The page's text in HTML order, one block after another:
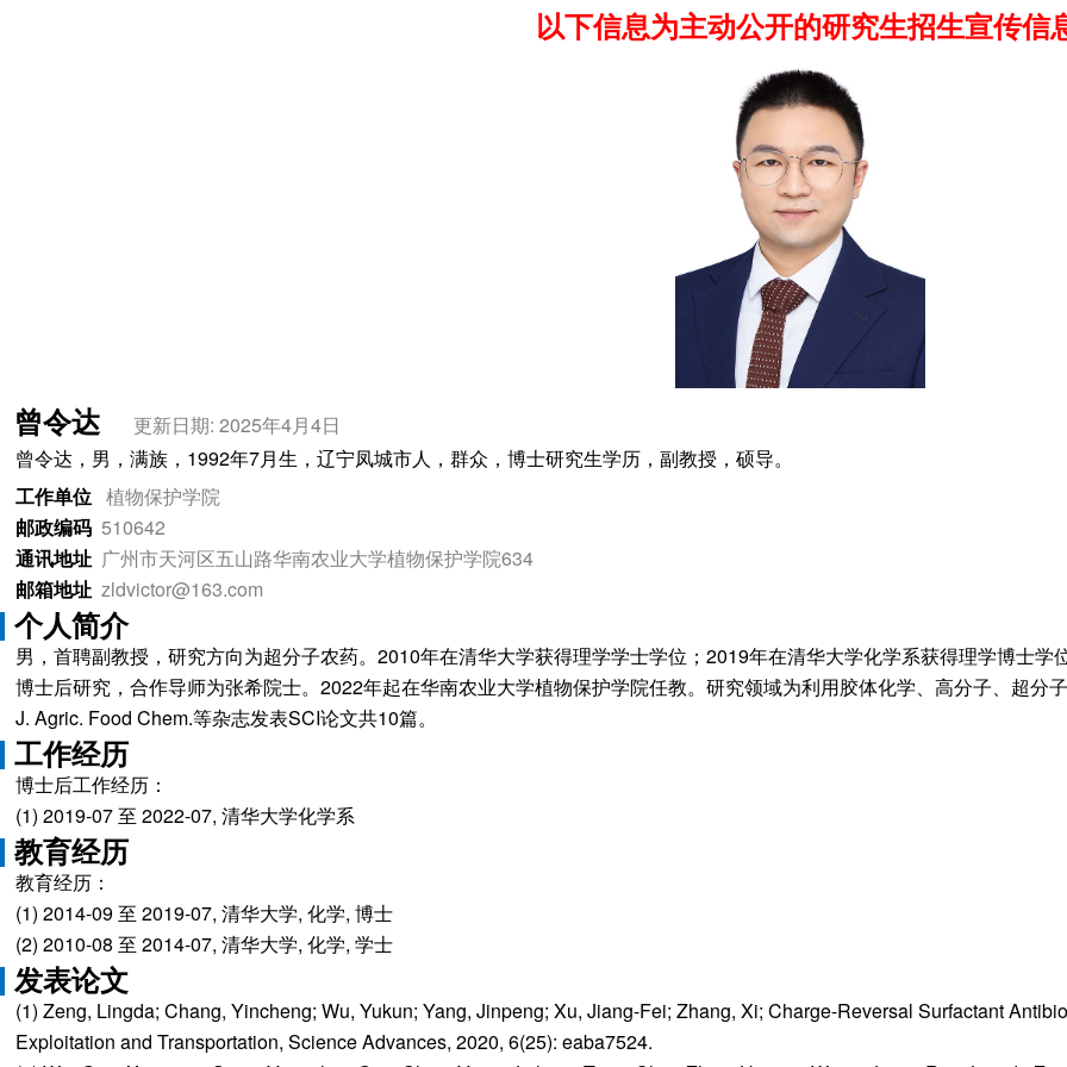
以下信息为主动公开的研究生招生宣传信
曾令达
更新日期: 2025年4月4日
曾令达，男，满族，1992年7月生，辽宁凤城市人，群众，博士研究生学历，副教授，硕导。
工作单位 植物保护学院
邮政编码 510642
通讯地址 广州市天河区五山路华南农业大学植物保护学院634
邮箱地址 zldvictor@163.com
个人简介
男，首聘副教授，研究方向为超分子农药。2010年在清华大学获得理学学士学位；2019年在清华大学化学系获得理学博士
博士后研究，合作导师为张希院士。2022年起在华南农业大学植物保护学院任教。研究领域为利用胶体化学、高分子、超分
J. Agric. Food Chem.等杂志发表SCI论文共10篇。
工作经历
博士后工作经历：
(1) 2019-07 至 2022-07, 清华大学化学系
教育经历
教育经历：
(1) 2014-09 至 2019-07, 清华大学, 化学, 博士
(2) 2010-08 至 2014-07, 清华大学, 化学, 学士
发表论文
(1) Zeng, Lingda; Chang, Yincheng; Wu, Yukun; Yang, Jinpeng; Xu, Jiang-Fei; Zhang, Xi; Charge-Reversal Surfactant
Exploitation and Transportation, Science Advances, 2020, 6(25): eaba7524.